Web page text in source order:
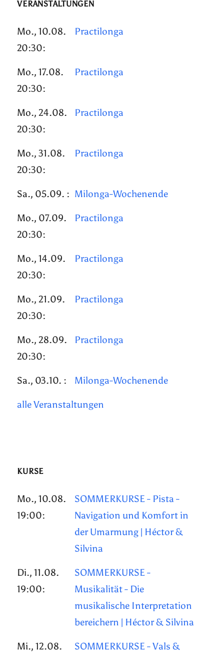
VERANSTALTUNGEN
Mo., 10.08.
20:30:
Practilonga
Mo., 17.08.
20:30:
Practilonga
Mo., 24.08.
20:30:
Practilonga
Mo., 31.08.
20:30:
Practilonga
Sa., 05.09. : Milonga-Wochenende
Mo., 07.09.
20:30:
Practilonga
Mo., 14.09.
20:30:
Practilonga
Mo., 21.09.
20:30:
Practilonga
Mo., 28.09.
20:30:
Practilonga
Sa., 03.10. : Milonga-Wochenende
alle Veranstaltungen
KURSE
Mo., 10.08.
19:00:
SOMMERKURSE - Pista -
Navigation und Komfort in
der Umarmung | Héctor &
Silvina
Di., 11.08.
19:00:
SOMMERKURSE -
Musikalität - Die
musikalische Interpretation
bereichern | Héctor & Silvina
Mi., 12.08.
SOMMERKURSE - Vals &